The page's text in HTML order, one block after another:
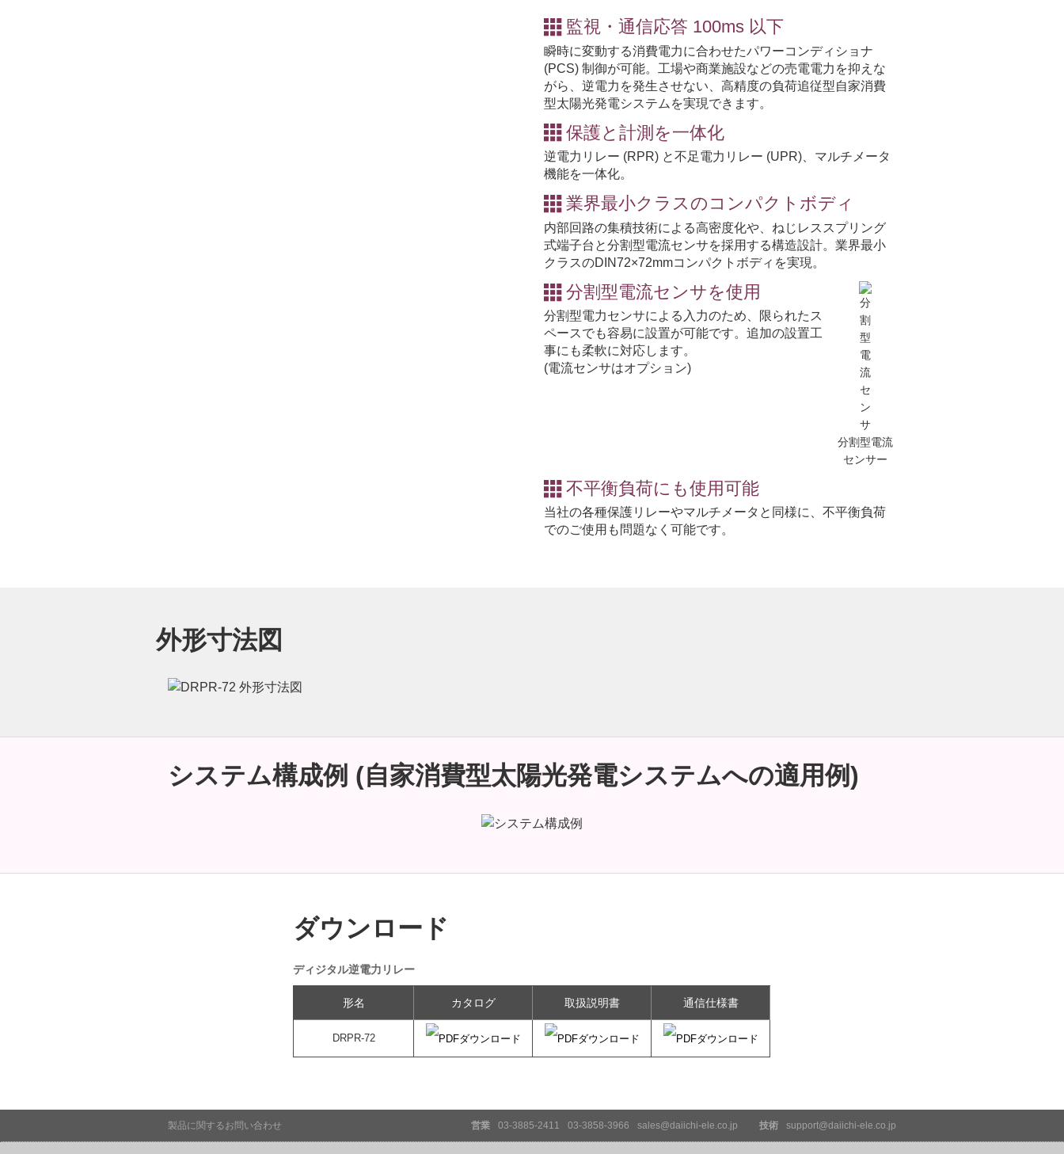
監視・通信応答 100ms 以下
瞬時に変動する消費電力に合わせたパワーコンディショナ
(PCS) 制御が可能。工場や商業施設などの売電電力を抑えな
がら、逆電力を発生させない、高精度の負荷追従型自家消費
型太陽光発電システムを実現できます。
保護と計測を一体化
逆電力リレー (RPR) と不足電力リレー (UPR)、マルチメータ
機能を一体化。
業界最小クラスのコンパクトボディ
内部回路の集積技術による高密度化や、ねじレススプリング
式端子台と分割型電流センサを採用する構造設計。業界最小
クラスのDIN72×72mmコンパクトボディを実現。
分割型電流センサを使用
分割型電力センサによる入力のため、限られたス
ペースでも容易に設置が可能です。追加の設置工
事にも柔軟に対応します。
(電流センサはオプション)
分割型電流
センサー
不平衡負荷にも使用可能
当社の各種保護リレーやマルチメータと同様に、不平衡負荷
でのご使用も問題なく可能です。
外形寸法図
システム構成例 (自家消費型太陽光発電システムへの適用例)
ダウンロード
ディジタル逆電力リレー
形名 カタログ 取扱説明書 通信仕様書
DRPR-72
製品に関するお問い合わせ 営業 03-3885-2411 03-3858-3966 sales@daiichi-ele.co.jp 技術 support@daiichi-ele.co.jp